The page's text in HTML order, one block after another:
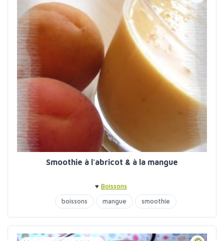
Smoothie à l'abricot & à la mangue
♥ Boissons
boissons
mangue smoothie